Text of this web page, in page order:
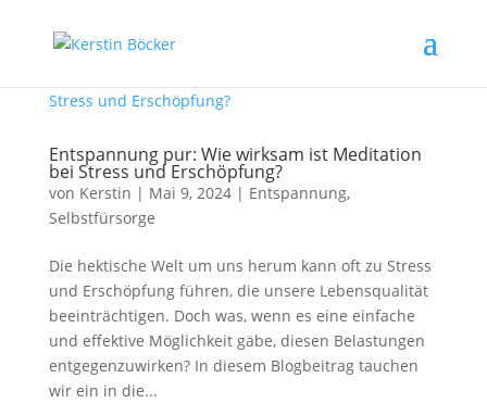
Entspannung pur: Wie wirksam ist Meditation
bei Stress und Erschöpfung?
von Kerstin | Mai 9, 2024| Entspannung,
Selbstfürsorge
Die hektische Welt um uns herum kann oft zu Stress
und Erschöpfung führen, die unsere Lebensqualität
beeinträchtigen. Doch was, wenn es eine einfache
und effektive Möglichkeit gäbe, diesen Belastungen
entgegenzuwirken? In diesem Blogbeitrag tauchen
wir ein in die...